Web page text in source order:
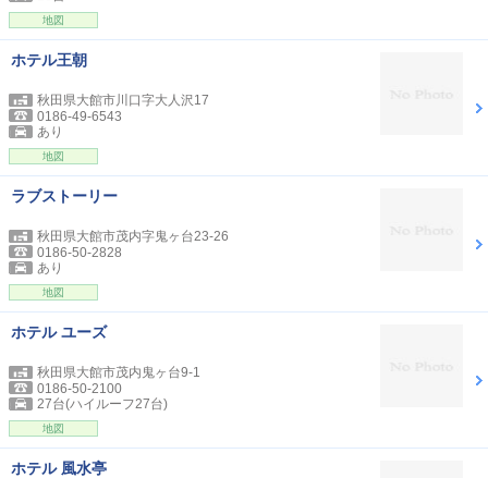
地図
ホテル王朝
秋田県大館市川口字大人沢17
0186-49-6543
あり
地図
ラブストーリー
秋田県大館市茂内字鬼ヶ台23-26
0186-50-2828
あり
地図
ホテル ユーズ
秋田県大館市茂内鬼ヶ台9-1
0186-50-2100
27台(ハイルーフ27台)
地図
ホテル 風水亭